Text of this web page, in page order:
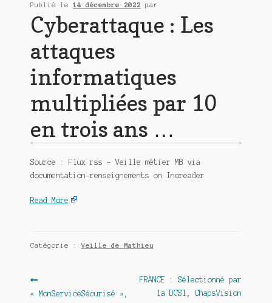
Publié le 14 décembre 2022 par
Cyberattaque : Les
attaques
informatiques
multipliées par 10
en trois ans …
Source : Flux rss – Veille métier MB via
documentation-renseignements on Inoreader
Read More
Catégorie :Veille de Mathieu
Navigation
Article
« MonServiceSécurisé »,
Article
suivant :
FRANCE : Sélectionné par
la DGSI, ChapsVision